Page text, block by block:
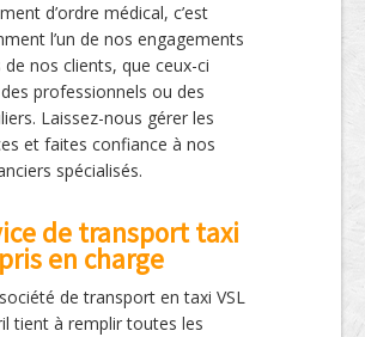
d’ordre médical, c’est
l’un de nos engagements
de nos clients, que ceux-ci
professionnels ou des
Laissez-nous gérer les
et faites confiance à nos
spécialisés.
de transport taxi
en charge
de transport en taxi VSL
tient à remplir toutes les